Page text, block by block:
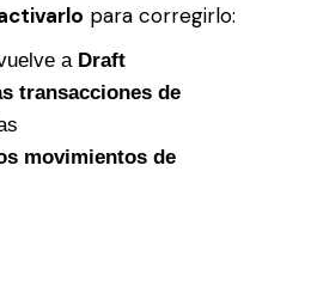
para corregirlo:
a Draft
transacciones de
movimientos de